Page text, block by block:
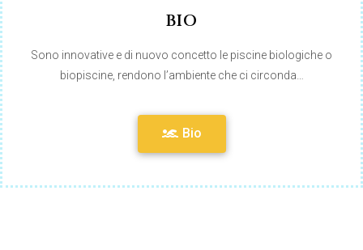
BIO
Sono innovative e di nuovo concetto le piscine biologiche o
biopiscine, rendono l’ambiente che ci circonda…
Bio